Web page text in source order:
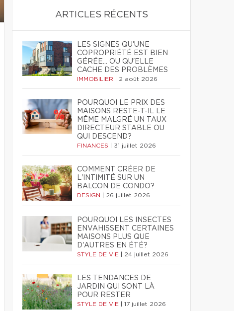
ARTICLES RÉCENTS
LES SIGNES QU'UNE
COPROPRIÉTÉ EST BIEN
GÉRÉE… OU QU'ELLE
CACHE DES PROBLÈMES
IMMOBILIER 2 août 2026
POURQUOI LE PRIX DES
MAISONS RESTE-T-IL LE
MÊME MALGRÉ UN TAUX
DIRECTEUR STABLE OU
QUI DESCEND?
FINANCES 31 juillet 2026
COMMENT CRÉER DE
L'INTIMITÉ SUR UN
BALCON DE CONDO?
DESIGN 26 juillet 2026
POURQUOI LES INSECTES
ENVAHISSENT CERTAINES
MAISONS PLUS QUE
D'AUTRES EN ÉTÉ?
STYLE DE VIE 24 juillet 2026
LES TENDANCES DE
JARDIN QUI SONT LÀ
POUR RESTER
STYLE DE VIE 17 juillet 2026